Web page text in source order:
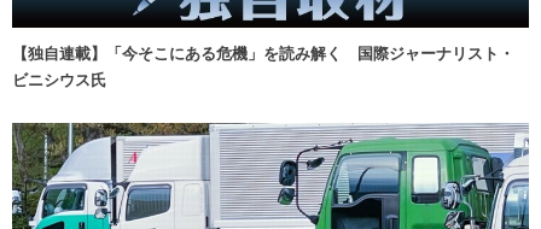
【独自連載】「今そこにある危機」を読み解く 国際ジャーナリスト・
ビニシウス氏